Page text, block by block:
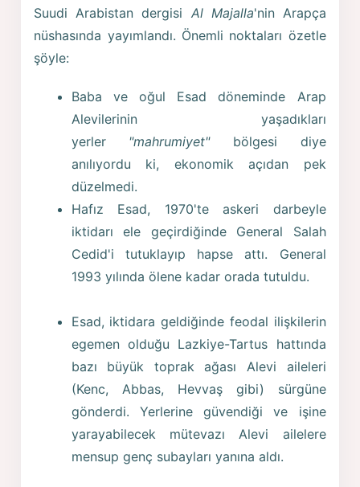
Suudi Arabistan dergisi Al Majalla'nin Arapça
nüshasında yayımlandı. Önemli noktaları özetle
şöyle:
Baba ve oğul Esad döneminde Arap
Alevilerinin yaşadıkları
yerler "mahrumiyet"bölgesi diye
anılıyordu ki, ekonomik açıdan pek
düzelmedi.
Hafız Esad, 1970'te askeri darbeyle
iktidarı ele geçirdiğinde General Salah
Cedid'i tutuklayıp hapse attı. General
1993 yılında ölene kadar orada tutuldu.
Esad, iktidara geldiğinde feodal ilişkilerin
egemen olduğu Lazkiye-Tartus hattında
bazı büyük toprak ağası Alevi aileleri
(Kenc, Abbas, Hevvaş gibi) sürgüne
gönderdi. Yerlerine güvendiği ve işine
yarayabilecek mütevazı Alevi ailelere
mensup genç subayları yanına aldı.